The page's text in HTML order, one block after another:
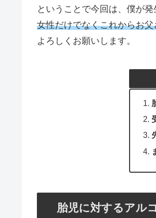
ということで今回は、僕が
女性だけでなくこれからお
よろしくお願いします。
胎児に対するアル